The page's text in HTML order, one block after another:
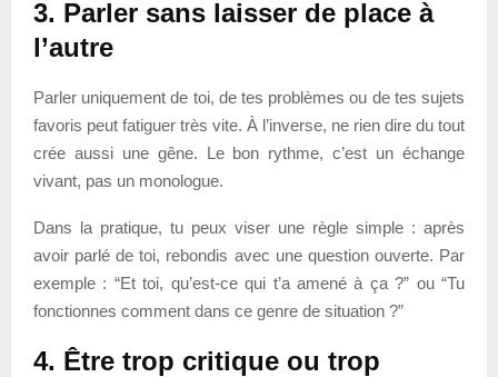
3. Parler sans laisser de place à
l’autre
Parler uniquement de toi, de tes problèmes ou de tes sujets
favoris peut fatiguer très vite. À l’inverse, ne rien dire du tout
crée aussi une gêne. Le bon rythme, c’est un échange
vivant, pas un monologue.
Dans la pratique, tu peux viser une règle simple : après
avoir parlé de toi, rebondis avec une question ouverte. Par
exemple : “Et toi, qu’est-ce qui t’a amené à ça ?” ou “Tu
fonctionnes comment dans ce genre de situation ?”
4. Être trop critique ou trop